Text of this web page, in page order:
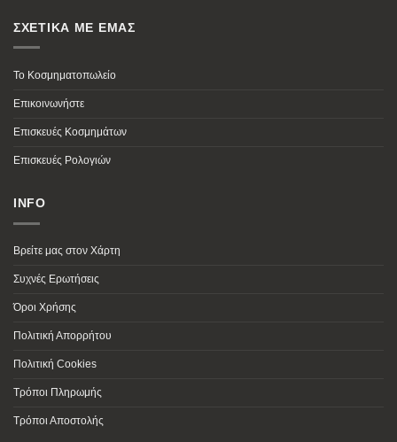
ΣΧΕΤΙΚΑ ΜΕ ΕΜΑΣ
Το Κοσμηματοπωλείο
Επικοινωνήστε
Επισκευές Κοσμημάτων
Επισκευές Ρολογιών
INFO
Βρείτε μας στον Χάρτη
Συχνές Ερωτήσεις
Όροι Χρήσης
Πολιτική Απορρήτου
Πολιτική Cookies
Τρόποι Πληρωμής
Τρόποι Αποστολής